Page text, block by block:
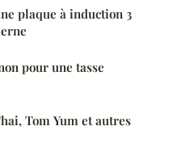
plaque à induction 3
pour une tasse
Tom Yum et autres